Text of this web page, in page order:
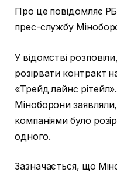
Про це повідомляє
прес-службу
У відомстві
розірвати контракт
«Трейд лайнс
Міноборони
компаніями було
одного.
Зазначається, що